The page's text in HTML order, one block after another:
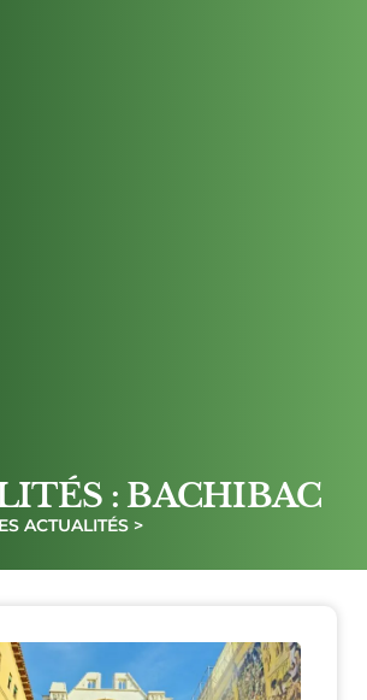
: BACHIBAC
ACTUALITÉS >